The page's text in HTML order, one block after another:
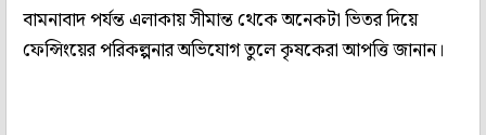
বামনাবাদ পর্যন্ত এলাকায় সীমান্ত থেকে অনেকটা ভিতর দিয়ে
ফেন্সিংয়ের পরিকল্পনার অভিযোগ তুলে কৃষকেরা আপত্তি জানান।